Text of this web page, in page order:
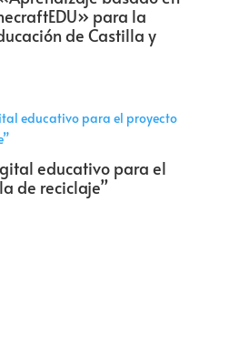
para la
de Castilla y
educativo para el
de reciclaje”